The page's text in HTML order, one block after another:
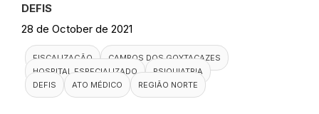
DEFIS
28 de October de 2021
FISCALIZAÇÃO
CAMPOS DOS GOYTACAZES
HOSPITAL ESPECIALIZADO
PSIQUIATRIA
DEFIS
ATO MÉDICO REGIÃO NORTE